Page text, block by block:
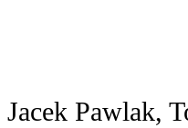
Jacek Pawlak,